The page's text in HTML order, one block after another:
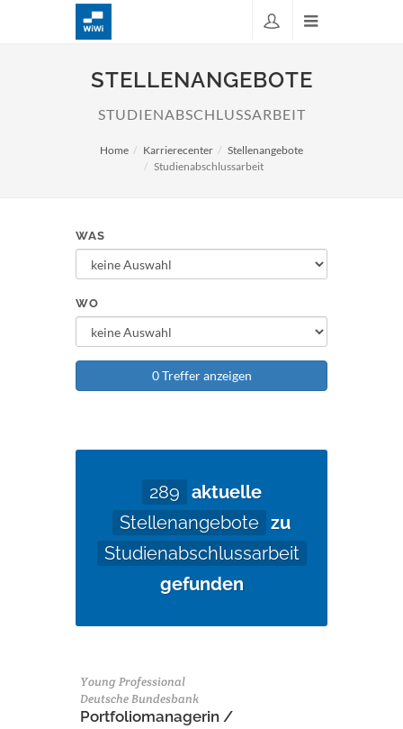
STELLENANGEBOTE
STUDIENABSCHLUSSARBEIT
Home Karrierecenter
Stellenangebote
Studienabschlussarbeit
WAS
WO
0 Treffer anzeigen
289 aktuelle
Stellenangebote zu
Studienabschlussarbeit
gefunden
Young Professional
Deutsche Bundesbank
Portfoliomanagerin /